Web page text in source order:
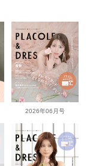
2026年06月号